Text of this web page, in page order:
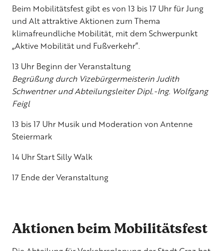
Beim Mobilitätsfest gibt es von 13 bis 17 Uhr für Jung
und Alt attraktive Aktionen zum Thema
klimafreundliche Mobilität, mit dem Schwerpunkt
„Aktive Mobilität und Fußverkehr”.
13 Uhr Beginn der Veranstaltung
Begrüßung durch Vizebürgermeisterin Judith
Schwentner und Abteilungsleiter Dipl.-Ing. Wolfgang
Feigl
13 bis 17 Uhr Musik und Moderation von Antenne
Steiermark
14 Uhr Start Silly Walk
17 Ende der Veranstaltung
Aktionen beim Mobilitätsfest